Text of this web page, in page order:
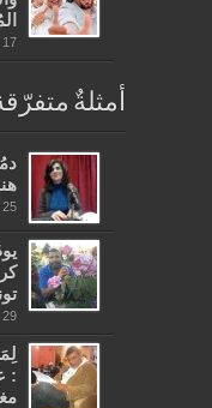
17 سبتمبر,2015
أمثلةٌ
25 أبريل,2021
29 ديسمبر,2016
: